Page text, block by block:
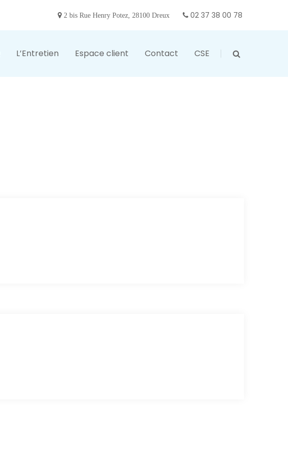
2 bis Rue Henry Potez, 28100 Dreux 02 37 38 00 78
L’Entretien Espace client Contact CSE